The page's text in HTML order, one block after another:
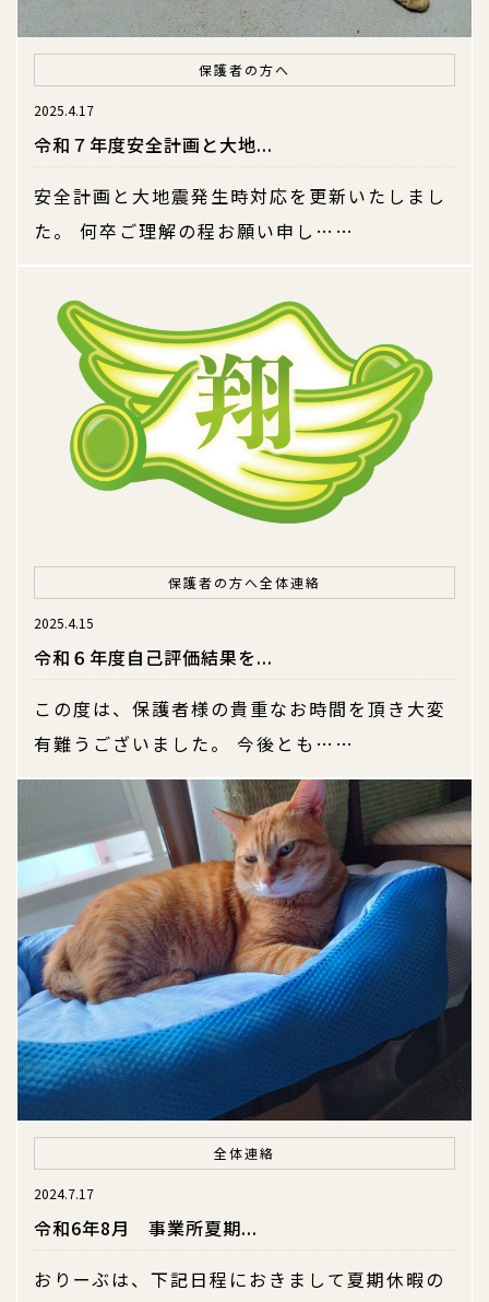
保護者の方へ
2025.4.17
令和７年度安全計画と大地...
安全計画と大地震発生時対応を更新いたしまし
た。 何卒ご理解の程お願い申し……
保護者の方へ全体連絡
2025.4.15
令和６年度自己評価結果を...
この度は、保護者様の貴重なお時間を頂き大変
有難うございました。 今後とも……
全体連絡
2024.7.17
令和6年8月 事業所夏期...
おりーぶは、下記日程におきまして夏期休暇の